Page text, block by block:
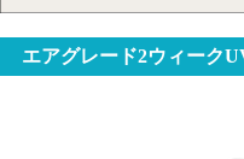
エアグレード2ウィーク